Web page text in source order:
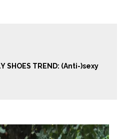
SHOES TREND: (Anti-)sexy